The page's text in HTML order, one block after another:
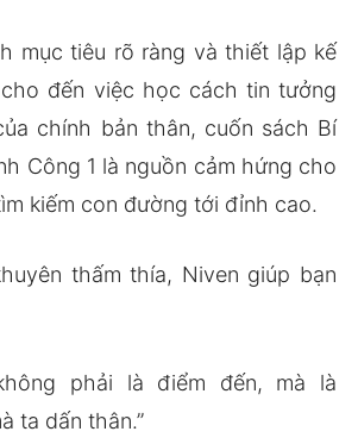
mục tiêu rõ ràng và thiết lập kế
đến việc học cách tin tưởng
chính bản thân, cuốn sách Bí
Công 1 là nguồn cảm hứng cho
kiếm con đường tới đỉnh cao.
thấm thía, Niven giúp bạn
phải là điểm đến, mà là
ta dấn thân.”